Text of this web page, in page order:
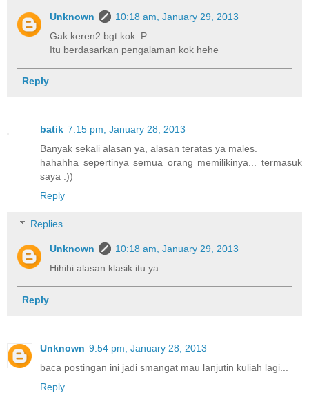
Unknown
10:18 am, January 29, 2013
Gak keren2 bgt kok :P
Itu berdasarkan pengalaman kok hehe
Reply
batik 7:15 pm, January 28, 2013
Banyak sekali alasan ya, alasan teratas ya males.
hahahha sepertinya semua orang memilikinya... termasuk
saya :))
Reply
Replies
Unknown
10:18 am, January 29, 2013
Hihihi alasan klasik itu ya
Reply
Unknown 9:54 pm, January 28, 2013
baca postingan ini jadi smangat mau lanjutin kuliah lagi...
Reply